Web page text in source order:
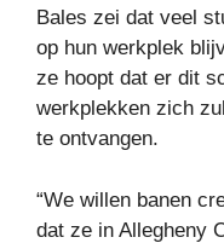
Bales zei dat veel
op hun werkplek
ze hoopt dat er dit
werkplekken zich
te ontvangen.
“We willen banen
dat ze in Allegheny